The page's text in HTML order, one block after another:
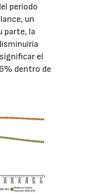
periodo
un
parte, la
el
dentro de